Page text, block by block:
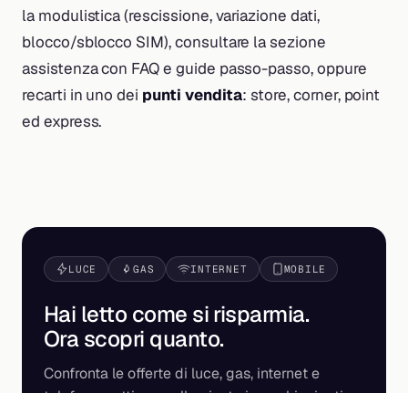
la modulistica (rescissione, variazione dati,
blocco/sblocco SIM), consultare la sezione
assistenza con FAQ e guide passo-passo, oppure
recarti in uno dei punti vendita: store, corner, point
ed express.
LUCE GAS INTERNET MOBILE
Hai letto come si risparmia.
Ora scopri quanto.
Confronta le offerte di luce, gas, internet e